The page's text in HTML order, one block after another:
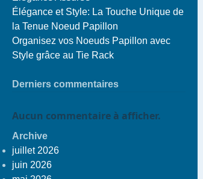
Élégance et Style: La Touche Unique de
la Tenue Noeud Papillon
Organisez vos Noeuds Papillon avec
Style grâce au Tie Rack
Derniers commentaires
Aucun commentaire à afficher.
Archive
juillet 2026
juin 2026